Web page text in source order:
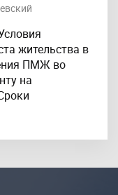
жительства в
ПМЖ во
на